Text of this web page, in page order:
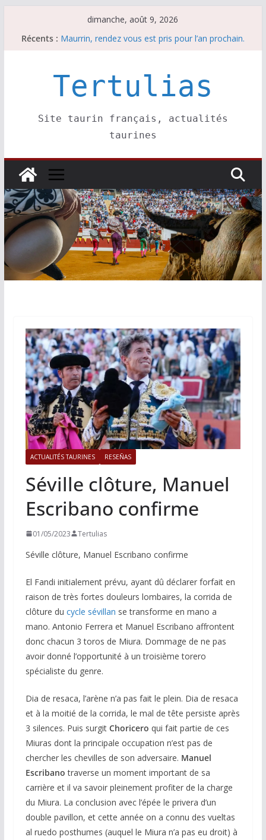
dimanche, août 9, 2026
Récents : Maurrin, rendez vous est pris pour l’an prochain.
Parentis, La Golosina: une première étape
Les brèves du samedi 8 août
Tertulias
Site taurin français, actualités
taurines
ACTUALITÉS TAURINES RESEÑAS
Séville clôture, Manuel
Escribano confirme
01/05/2023 Tertulias
Séville clôture, Manuel Escribano confirme
El Fandi initialement prévu, ayant dû déclarer forfait en
raison de très fortes douleurs lombaires, la corrida de
clôture du cycle sévillan se transforme en mano a
mano. Antonio Ferrera et Manuel Escribano affrontent
donc chacun 3 toros de Miura. Dommage de ne pas
avoir donné l’opportunité à un troisième torero
spécialiste du genre.
Dia de resaca, l’arène n’a pas fait le plein. Dia de resaca
et à la moitié de la corrida, le mal de tête persiste après
3 silences. Puis surgit Choricero qui fait partie de ces
Miuras dont la principale occupation n’est pas de
chercher les chevilles de son adversaire. Manuel
Escribano traverse un moment important de sa
carrière et il va savoir pleinement profiter de la charge
du Miura. La conclusion avec l’épée le privera d’un
double pavillon, et cette année on a connu des vueltas
al ruedo posthumes (auquel le Miura n’a pas eu droit) à